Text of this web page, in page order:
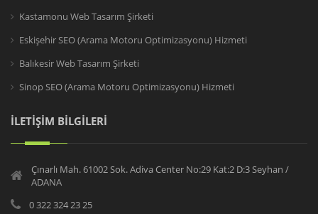
Kastamonu Web Tasarım Şirketi
Eskişehir SEO (Arama Motoru Optimizasyonu) Hizmeti
Balıkesir Web Tasarım Şirketi
Sinop SEO (Arama Motoru Optimizasyonu) Hizmeti
İLETİŞİM BİLGİLERİ
Çınarlı Mah. 61002 Sok. Adiva Center No:29 Kat:2 D:3 Seyhan /
ADANA
0 322 324 23 25